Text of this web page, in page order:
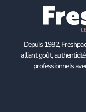
Depuis 1982,
alliant goût,
professionnels